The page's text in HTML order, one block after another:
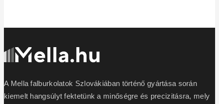
A Mella falburkolatok Szlovákiában történő gyártása során
kiemelt hangsúlyt fektetünk a minőségre és precizitásra, mely